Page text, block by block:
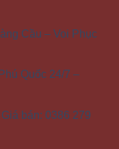
Cầu – Voi Phục
Quốc 24/7 –
bán: 0386 279